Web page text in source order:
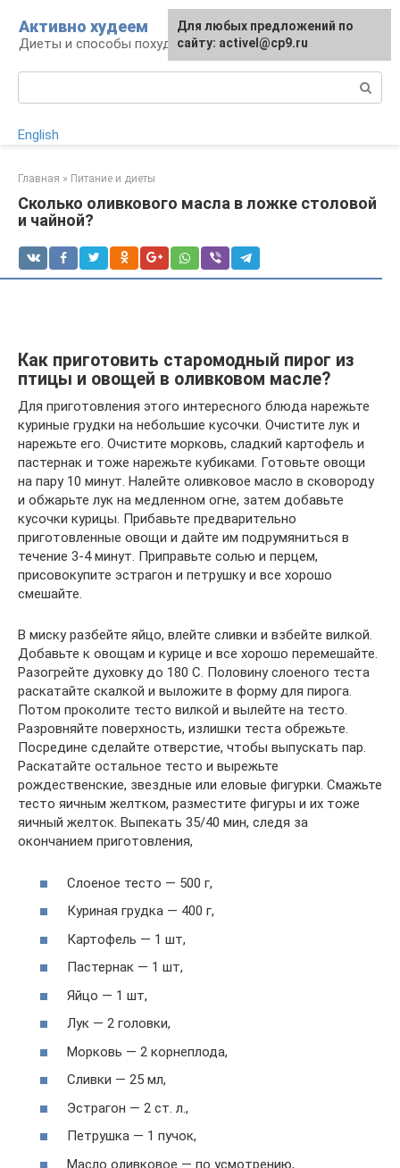
контенту
Активно худеем
Диеты и способы похудения
English
Главная » Питание и диеты
Сколько оливкового масла в ложке столовой
и чайной?
Как приготовить старомодный пирог из
птицы и овощей в оливковом масле?
Для приготовления этого интересного блюда нарежьте
куриные грудки на небольшие кусочки. Очистите лук и
нарежьте его. Очистите морковь, сладкий картофель и
пастернак и тоже нарежьте кубиками. Готовьте овощи
на пару 10 минут. Налейте оливковое масло в сковороду
и обжарьте лук на медленном огне, затем добавьте
кусочки курицы. Прибавьте предварительно
приготовленные овощи и дайте им подрумяниться в
течение 3-4 минут. Приправьте солью и перцем,
присовокупите эстрагон и петрушку и все хорошо
смешайте.
В миску разбейте яйцо, влейте сливки и взбейте вилкой.
Добавьте к овощам и курице и все хорошо перемешайте.
Разогрейте духовку до 180 С. Половину слоеного теста
раскатайте скалкой и выложите в форму для пирога.
Потом проколите тесто вилкой и вылейте на тесто.
Разровняйте поверхность, излишки теста обрежьте.
Посредине сделайте отверстие, чтобы выпускать пар.
Раскатайте остальное тесто и вырежьте
рождественские, звездные или еловые фигурки. Смажьте
тесто яичным желтком, разместите фигуры и их тоже
яичный желток. Выпекать 35/40 мин, следя за
окончанием приготовления,
Слоеное тесто — 500 г,
Куриная грудка — 400 г,
Картофель — 1 шт,
Пастернак — 1 шт,
Яйцо — 1 шт,
Лук — 2 головки,
Морковь — 2 корнеплода,
Сливки — 25 мл,
Эстрагон — 2 ст. л.,
Петрушка — 1 пучок,
Масло оливковое — по усмотрению,
Для любых предложений по
сайту: activel@cp9.ru